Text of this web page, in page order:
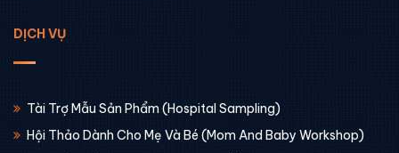
DỊCH VỤ
Tài Trợ Mẫu Sản Phẩm (Hospital Sampling)
Hội Thảo Dành Cho Mẹ Và Bé (Mom And Baby Workshop)